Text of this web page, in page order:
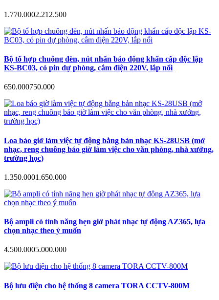
1.770.0002.212.500
Bộ tổ hợp chuông đèn, nút nhấn báo động khẩn cấp độc lập
KS-BC03, có pin dự phòng, cắm điện 220V, lắp nổi
650.000750.000
Loa báo giờ làm việc tự động bằng bản nhạc KS-28USB (mở
nhạc, reng chuông báo giờ làm việc cho văn phòng, nhà xưởng,
trường học)
1.350.0001.650.000
Bộ ampli có tính năng hẹn giờ phát nhạc tự động AZ365, lựa
chọn nhạc theo ý muốn
4.500.0005.000.000
Bộ lưu điện cho hệ thống 8 camera TORA CCTV-800M